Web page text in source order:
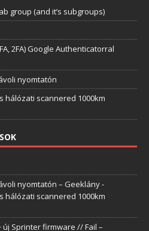
group (and it’s subgroups)
2FA) Google Authenticatorral
nyomtatón
hálózati scannered 1000km
nyomtatón – Geeklány-
hálózati scannered 1000km
új Sprinter firmware // Fail –